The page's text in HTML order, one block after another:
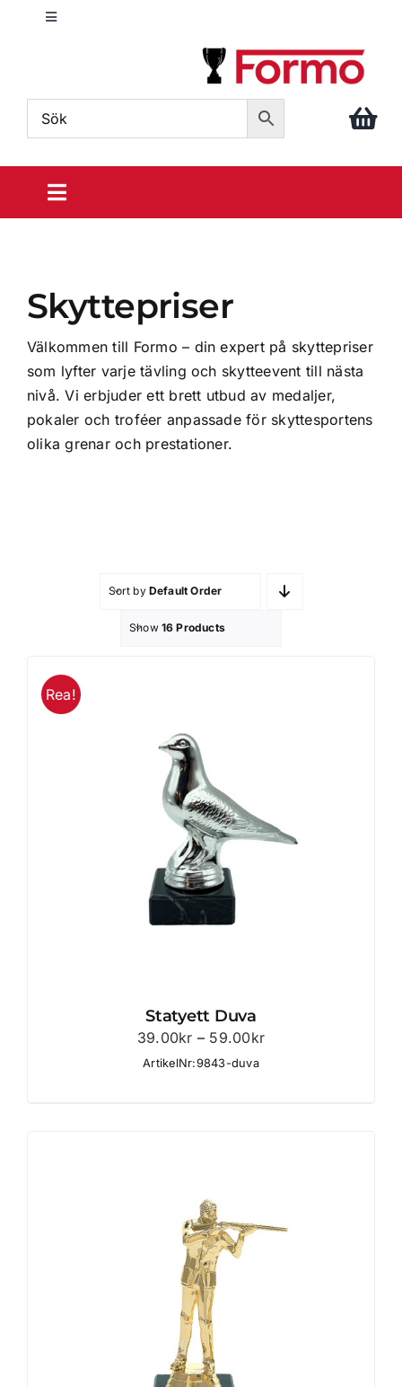
Fortsätt
Toggle
040 – 611 86 88
Toggle
Din idrott
Prisrosetter
Profilprodukter
Kontakta oss
Skyttepriser
Välkommen till Formo – din expert på skyttepriser
som lyfter varje tävling och skytteevent till nästa
nivå. Vi erbjuder ett brett utbud av medaljer,
pokaler och troféer anpassade för skyttesportens
olika grenar och prestationer.
Sort by Default Order
Show 16 Products
Rea!
Statyett Duva
39.00kr – 59.00krPrisintervall:
ArtikelNr:9843-duva